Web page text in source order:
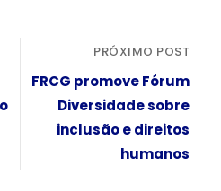
PRÓXIMO POST
FRCG promove Fórum
Diversidade sobre
inclusão e direitos
humanos